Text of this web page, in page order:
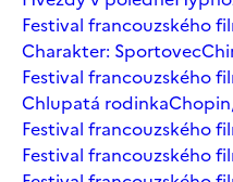
Festival francouzského
Charakter: Sportovec
Festival francouzského
Chlupatá rodinka
Festival francouzského
Festival francouzského